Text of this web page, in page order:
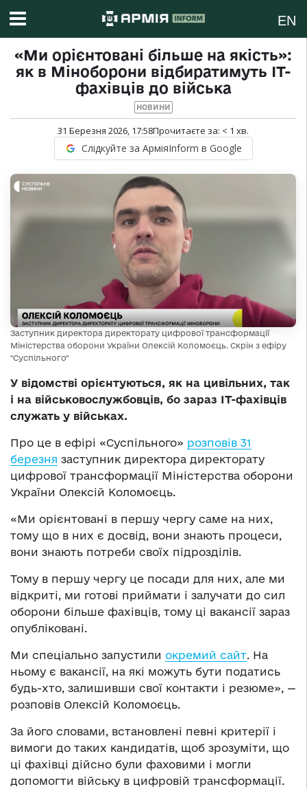
EN
«Ми орієнтовані більше на якість»:
як в Міноборони відбиратимуть IT-
фахівців до війська
НОВИНИ
31 Березня 2026, 17:58Прочитаєте за: < 1 хв.
Слідкуйте за АрміяInform в Google
Заступник директора директорату цифрової трансформації
Міністерства оборони України Олексій Коломоєць. Скрін з ефіру
"Суспільного"
У відомстві орієнтуються, як на цивільних, так
і на військовослужбовців, бо зараз IT-фахівців
служать у військах.
Про це в ефірі «Суспільного» розповів 31
березня заступник директора директорату
цифрової трансформації Міністерства оборони
України Олексій Коломоєць.
«Ми орієнтовані в першу чергу саме на них,
тому що в них є досвід, вони знають процеси,
вони знають потреби своїх підрозділів.
Тому в першу чергу це посади для них, але ми
відкриті, ми готові приймати і залучати до сил
оборони більше фахівців, тому ці вакансії зараз
опубліковані.
Ми спеціально запустили окремий сайт. На
ньому є вакансії, на які можуть бути податись
будь-хто, залишивши свої контакти і резюме», —
розповів Олексій Коломоєць.
За його словами, встановлені певні критерії і
вимоги до таких кандидатів, щоб зрозуміти, що
ці фахівці дійсно були фаховими і могли
допомогти війську в цифровій трансформації.